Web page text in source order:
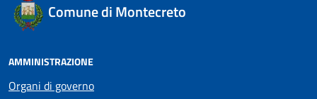
Comune di Montecreto
AMMINISTRAZIONE
Organi di governo